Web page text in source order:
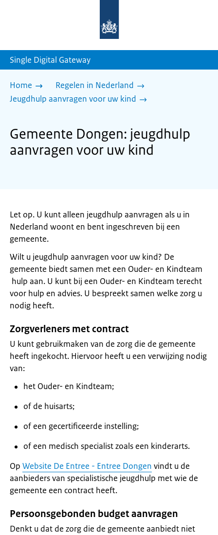
homepage
Single Digital Gateway
Home
Regelen in Nederland
Jeugdhulp aanvragen voor uw kind
Gemeente Dongen: jeugdhulp
aanvragen voor uw kind
Let op. U kunt alleen jeugdhulp aanvragen als u in
Nederland woont en bent ingeschreven bij een
gemeente.
Wilt u jeugdhulp aanvragen voor uw kind? De
gemeente biedt samen met een Ouder- en Kindteam
hulp aan. U kunt bij een Ouder- en Kindteam terecht
voor hulp en advies. U bespreekt samen welke zorg u
nodig heeft.
Zorgverleners met contract
U kunt gebruikmaken van de zorg die de gemeente
heeft ingekocht. Hiervoor heeft u een verwijzing nodig
van:
het Ouder- en Kindteam;
of de huisarts;
of een gecertificeerde instelling;
of een medisch specialist zoals een kinderarts.
Op Website De Entree - Entree Dongen vindt u de
aanbieders van specialistische jeugdhulp met wie de
gemeente een contract heeft.
Persoonsgebonden budget aanvragen
Denkt u dat de zorg die de gemeente aanbiedt niet